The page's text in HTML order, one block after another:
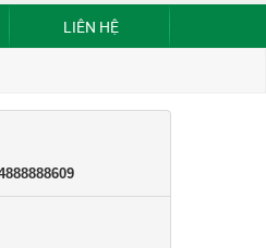
LIÊN HỆ